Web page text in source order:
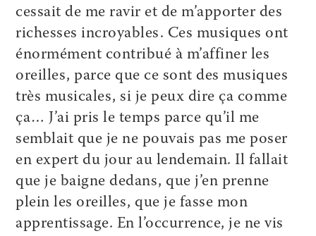
cessait de me ravir et de m’apporter des
richesses incroyables. Ces musiques ont
énormément contribué à m’affiner les
oreilles, parce que ce sont des musiques
très musicales, si je peux dire ça comme
ça… J’ai pris le temps parce qu’il me
semblait que je ne pouvais pas me poser
en expert du jour au lendemain. Il fallait
que je baigne dedans, que j’en prenne
plein les oreilles, que je fasse mon
apprentissage. En l’occurrence, je ne vis